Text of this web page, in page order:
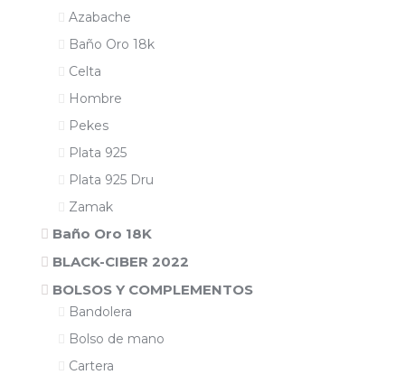
Azabache
Baño Oro 18k
Celta
Hombre
Pekes
Plata 925
Plata 925 Dru
Zamak
Baño Oro 18K
BLACK-CIBER 2022
BOLSOS Y COMPLEMENTOS
Bandolera
Bolso de mano
Cartera